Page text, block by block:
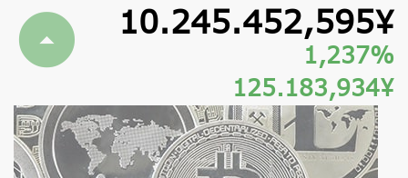
10.245.452,595¥
1,237%
125.183,934¥